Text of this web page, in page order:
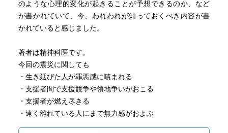
のような心理的変化が起きることが予想できるのか、など
が書かれていて、今、われわれが知っておくべき内容が書
かれていると感じました。
著者は精神科医です。
今回の震災に関しても
・生き延びた人が罪悪感に嘖まれる
・支援者間で支援競争や領地争いがおこる
・支援者が燃え尽きる
・遠く離れている人にまで無力感がおよぶ